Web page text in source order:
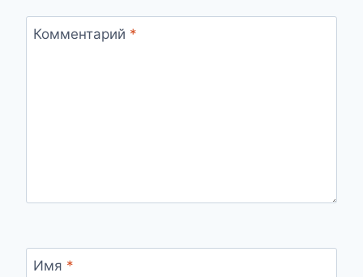
Комментарий *
Имя *